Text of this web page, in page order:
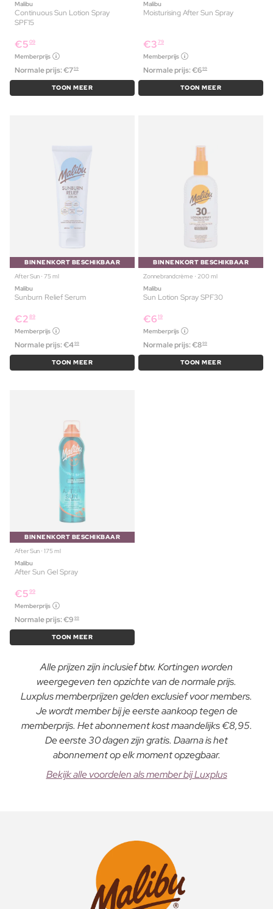
Malibu
Continuous Sun Lotion Spray
SPF15
€5 09
Memberprijs
Normale prijs:€759
TOON MEER
Malibu
Moisturising After Sun Spray
€3 79
Memberprijs
Normale prijs:€699
TOON MEER
BINNENKORT BESCHIKBAAR
After Sun ⋅ 75 ml
Malibu
Sunburn Relief Serum
€2 89
Memberprijs
Normale prijs:€499
TOON MEER
BINNENKORT BESCHIKBAAR
Zonnebrandcrème ⋅ 200 ml
Malibu
Sun Lotion Spray SPF30
€6 19
Memberprijs
Normale prijs:€899
TOON MEER
BINNENKORT BESCHIKBAAR
After Sun ⋅ 175 ml
Malibu
After Sun Gel Spray
€5 99
Memberprijs
Normale prijs:€9 99
TOON MEER
Alle prijzen zijn inclusief btw. Kortingen worden
weergegeven ten opzichte van de normale prijs.
Luxplus memberprijzen gelden exclusief voor members.
Je wordt member bij je eerste aankoop tegen de
memberprijs. Het abonnement kost maandelijks €8,95.
De eerste 30 dagen zijn gratis. Daarna is het
abonnement op elk moment opzegbaar.
Bekijk alle voordelen als member bij Luxplus